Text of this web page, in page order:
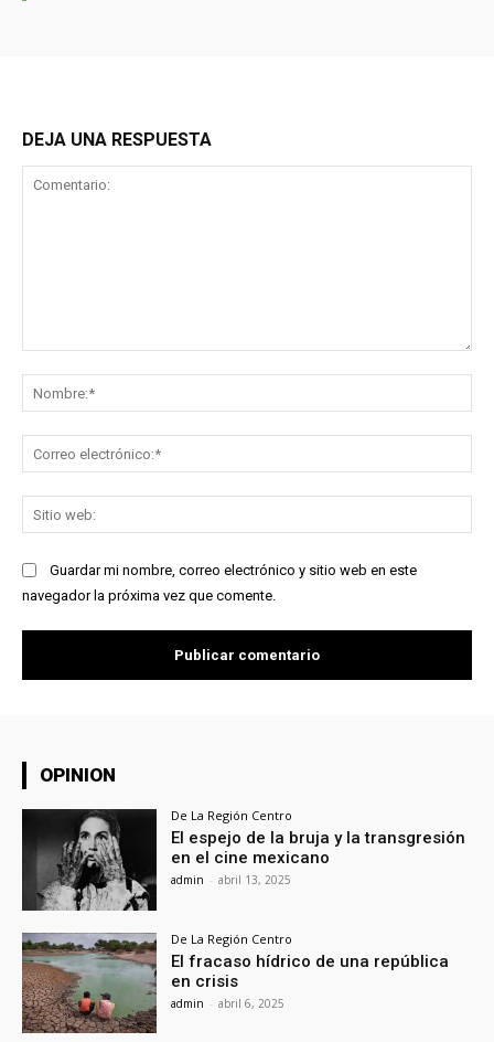
DEJA UNA RESPUESTA
Guardar mi nombre, correo electrónico y sitio web en este
navegador la próxima vez que comente.
OPINION
De La Región Centro
El espejo de la bruja y la transgresión
en el cine mexicano
admin - abril 13, 2025
De La Región Centro
El fracaso hídrico de una república
en crisis
admin - abril 6, 2025